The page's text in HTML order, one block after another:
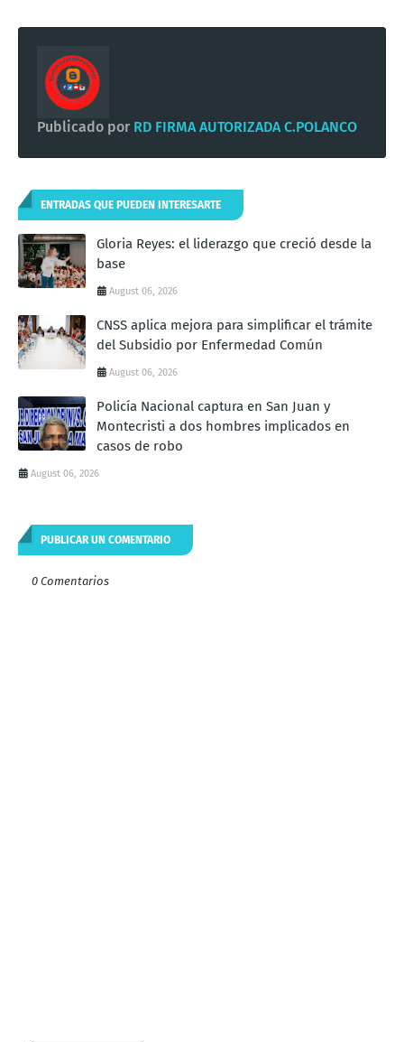
Publicado por RD FIRMA AUTORIZADA C.POLANCO
ENTRADAS QUE PUEDEN INTERESARTE
Gloria Reyes: el liderazgo que creció desde la
base
August 06, 2026
CNSS aplica mejora para simplificar el trámite
del Subsidio por Enfermedad Común
August 06, 2026
Policía Nacional captura en San Juan y
Montecristi a dos hombres implicados en
casos de robo
August 06, 2026
PUBLICAR UN COMENTARIO
0 Comentarios